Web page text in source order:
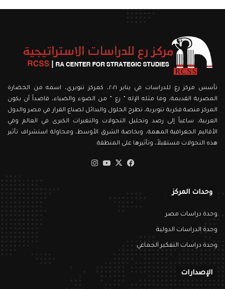
تأسس مركز رع للدراسات في يناير ٢٠٢١، كمركز تنويري، اسمه من الحضارة
المصرية القديمة، وما مثله الإله ” رع ” من الضوء والضياء، قاصداً أن يكون
المركز منصة فكرية تنويرية، تطرح الحلول والبدائل لصناع القرار في مصر والدول
العربية، ساعياً إلى رصد وتحليل التحولات والتغيرات الكبرى في العالم وفي
الأقاليم الجغرافية المهمة، وبخاصة الشرق الأوسط، ومحاولة استشراف تأثير
هذه التحولات مستقبلاً، وتأثيرها على المنطقة.
فيسبوك
‫X
‫YouTube
وحدات المركز
وحدة دراسات مصر
وحدة الدراسات الدولية
وحدة دراسات التفكير الجماعي
الإصدارات